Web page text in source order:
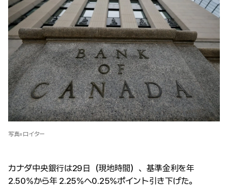
写真=ロイター
カナダ中央銀行は29日（現地時間）、基準金利を年
2.50%から年 2.25%へ0.25%ポイント引き下げた。